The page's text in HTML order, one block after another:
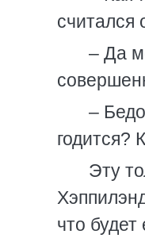
считался
– Да
–
годится?
Эту
что